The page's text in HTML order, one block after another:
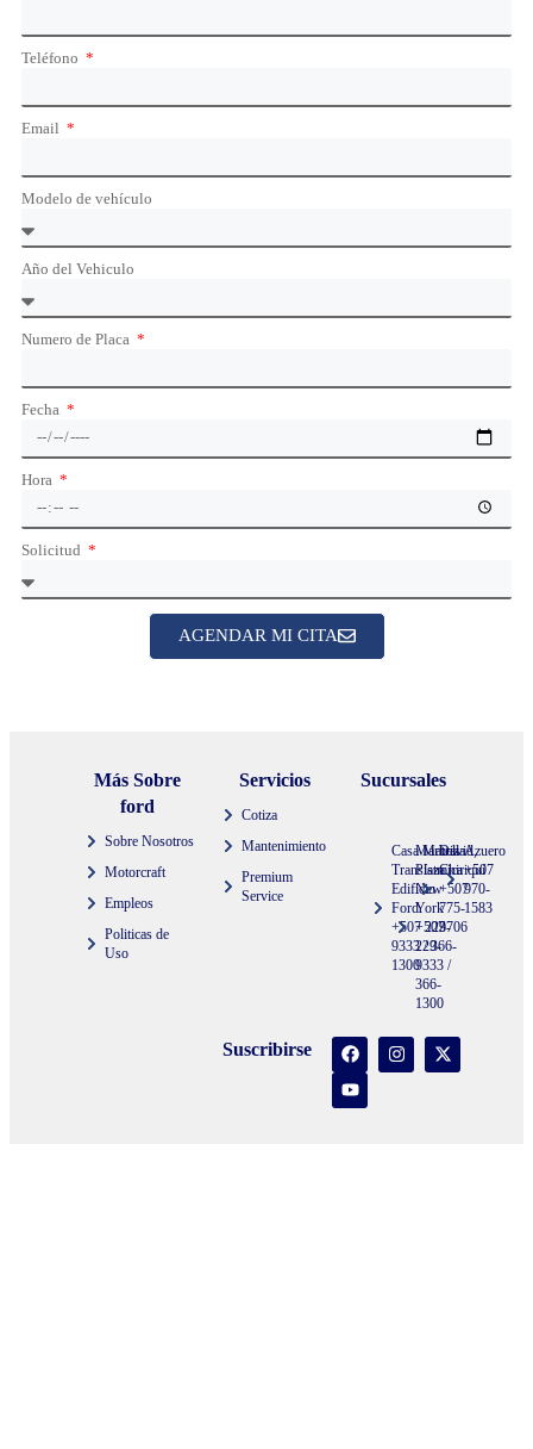
Teléfono
Email
Modelo de vehículo
Año del Vehiculo
Numero de Placa
Fecha
Hora
Solicitud
AGENDAR MI CITA
Más Sobre
ford
Sobre Nosotros
Motorcraft
Empleos
Politicas de
Uso
Servicios
Cotiza
Mantenimiento
Premium
Service
Sucursales
Casa Matriz
Transístmica
Edificio
Ford
+507 229-
9333 / 366-
1300
Marbella
Plaza
New
York
+507
229-
9333 /
366-
1300
David,
Chiriquí
+507
775-
3706
Azuero
+507
970-
1583
Suscribirse